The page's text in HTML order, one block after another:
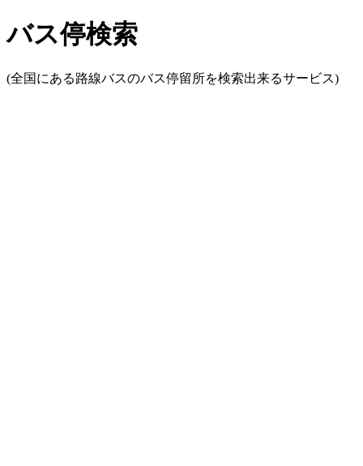
バス停検索
(全国にある路線バスのバス停留所を検索出来るサービス)